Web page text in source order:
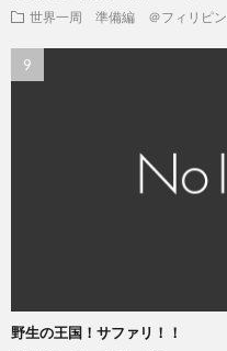
世界一周 準備編 ＠フィリピン
野生の王国！サファリ！！